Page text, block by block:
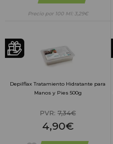
Precio por 100 Ml: 3,29€
Depilflax Tratamiento Hidratante para
Manos y Pies 500g
PVR: 7,34€
4,90€